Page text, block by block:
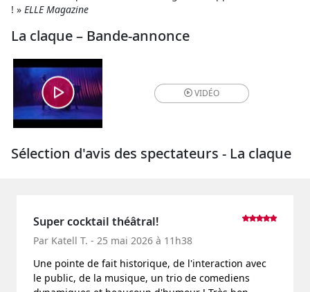
! » ELLE Magazine
La claque – Bande-annonce
VIDÉO
Sélection d'avis des spectateurs - La claque
Super cocktail théâtral!
Par Katell T. - 25 mai 2026 à 11h38
Une pointe de fait historique, de l'interaction avec
le public, de la musique, un trio de comediens